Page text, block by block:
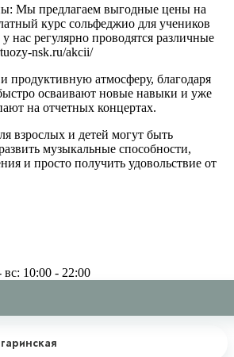
Мы предлагаем выгодные цены на
курс сольфеджио для учеников
нас регулярно проводятся различные
nsk.ru/akcii/
атмосферу, благодаря
осваивают новые навыки и уже
на отчетных концертах.
взрослых и детей могут быть
музыкальные способности,
и просто получить удовольствие от
вс: 10:00 - 22:00